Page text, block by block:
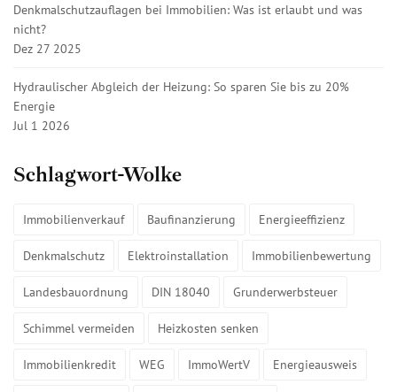
Denkmalschutzauflagen bei Immobilien: Was ist erlaubt und was
nicht?
Dez 27 2025
Hydraulischer Abgleich der Heizung: So sparen Sie bis zu 20%
Energie
Jul 1 2026
Schlagwort-Wolke
Immobilienverkauf Baufinanzierung Energieeffizienz
Denkmalschutz Elektroinstallation Immobilienbewertung
Landesbauordnung DIN 18040 Grunderwerbsteuer
Schimmel vermeiden Heizkosten senken
Immobilienkredit WEG ImmoWertV Energieausweis